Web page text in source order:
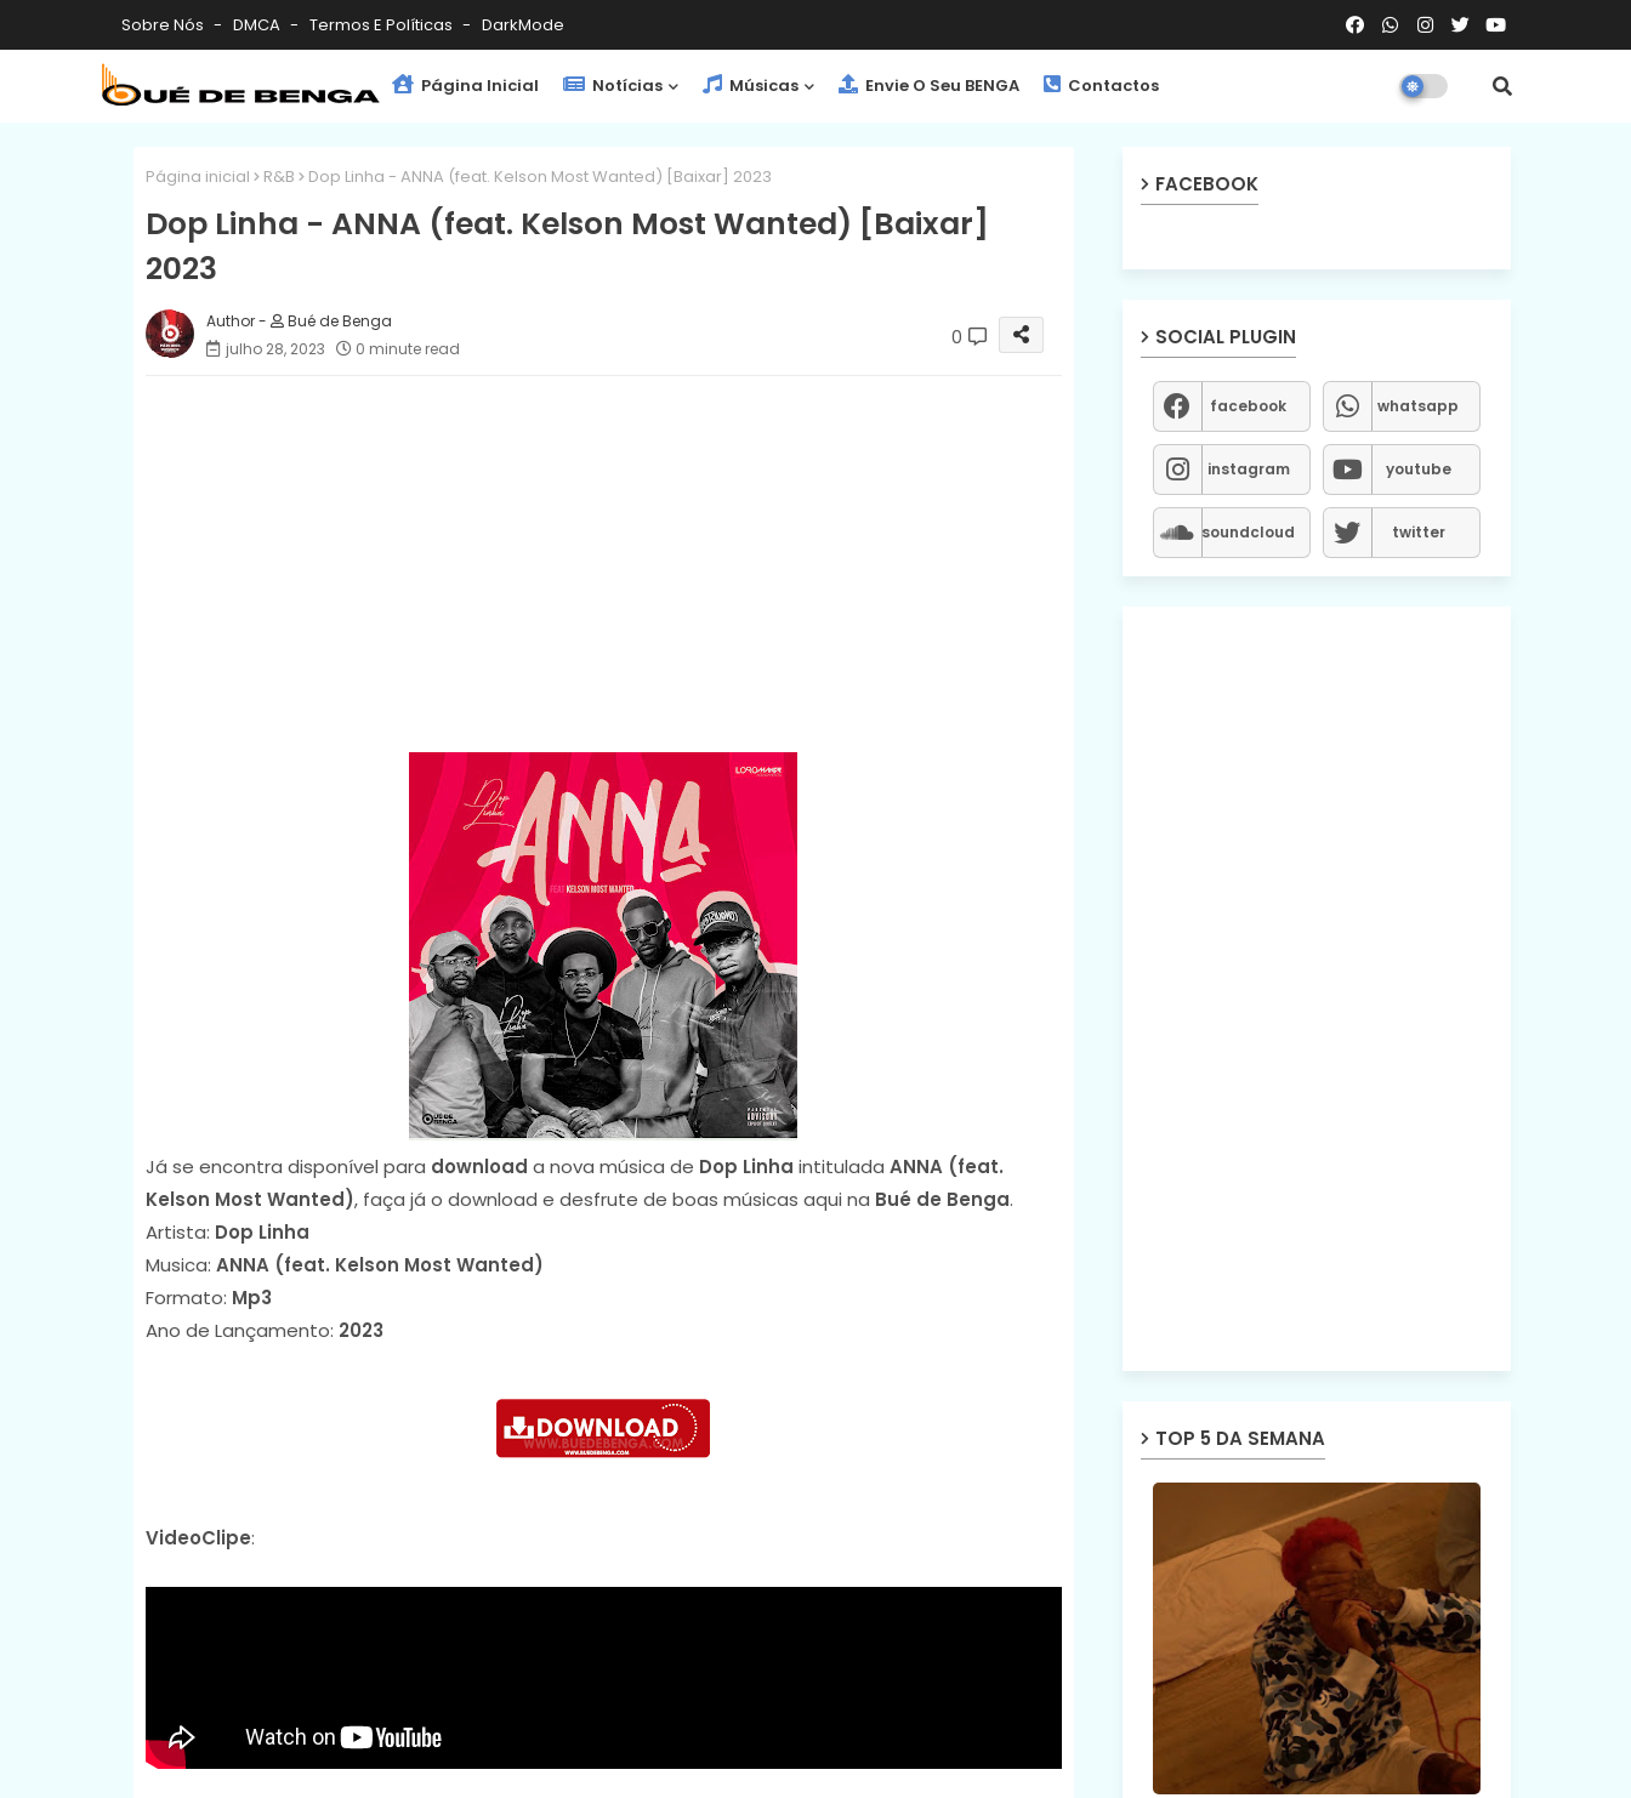
Sobre Nós DMCA Termos E Políticas DarkMode
Página Inicial Notícias Músicas Envie O Seu BENGA Contactos
Página inicial R&B Dop Linha - ANNA (feat. Kelson Most Wanted) [Baixar] 2023
Dop Linha - ANNA (feat. Kelson Most Wanted) [Baixar]
2023
Bué de Benga
julho 28, 2023
0 minute read 0
Já se encontra disponível para download a nova música de Dop Linha intitulada ANNA (feat.
Kelson Most Wanted), faça já o download e desfrute de boas músicas aqui na Bué de Benga.
Artista: Dop Linha
Musica: ANNA (feat. Kelson Most Wanted)
Formato: Mp3
Ano de Lançamento: 2023
VideoClipe:
FACEBOOK
SOCIAL PLUGIN
facebook whatsapp
instagram youtube
soundcloud twitter
TOP 5 DA SEMANA